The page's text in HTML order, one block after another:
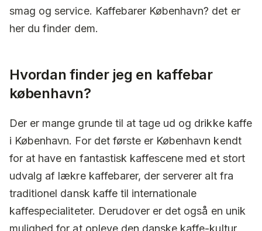
smag og service. Kaffebarer København? det er
her du finder dem.
Hvordan finder jeg en kaffebar
københavn?
Der er mange grunde til at tage ud og drikke kaffe
i København. For det første er København kendt
for at have en fantastisk kaffescene med et stort
udvalg af lækre kaffebarer, der serverer alt fra
traditionel dansk kaffe til internationale
kaffespecialiteter. Derudover er det også en unik
mulighed for at opleve den danske kaffe-kultur,